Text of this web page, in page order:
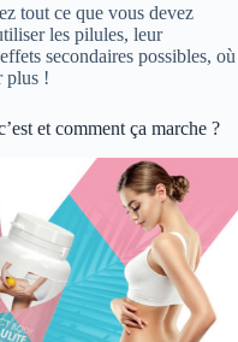
tout ce que vous devez
les pilules, leur
secondaires possibles, où
plus !
et comment ça marche ?